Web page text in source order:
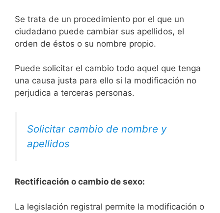
Se trata de un procedimiento por el que un
ciudadano puede cambiar sus apellidos, el
orden de éstos o su nombre propio.
Puede solicitar el cambio todo aquel que tenga
una causa justa para ello si la modificación no
perjudica a terceras personas.
Solicitar cambio de nombre y
apellidos
Rectificación o cambio de sexo:
La legislación registral permite la modificación o